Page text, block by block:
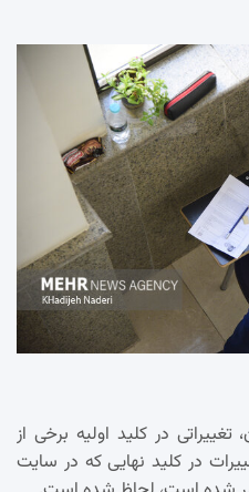
در کلید اولیه برخی از
در کلید نهایی که در سایت